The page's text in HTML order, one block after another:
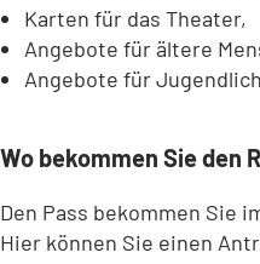
Karten für das Theater,
Angebote für ältere
Angebote für
Wo bekommen Sie den
Den Pass bekommen Sie
Hier können Sie einen